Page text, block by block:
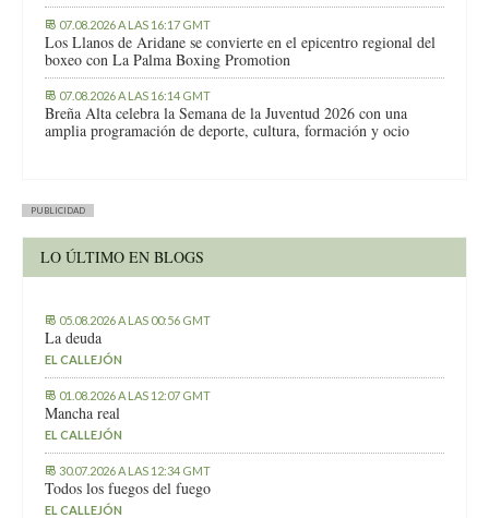
07.08.2026 A LAS 16:17 GMT
Los Llanos de Aridane se convierte en el epicentro regional del
boxeo con La Palma Boxing Promotion
07.08.2026 A LAS 16:14 GMT
Breña Alta celebra la Semana de la Juventud 2026 con una
amplia programación de deporte, cultura, formación y ocio
PUBLICIDAD
LO ÚLTIMO EN BLOGS
05.08.2026 A LAS 00:56 GMT
La deuda
EL CALLEJÓN
01.08.2026 A LAS 12:07 GMT
Mancha real
EL CALLEJÓN
30.07.2026 A LAS 12:34 GMT
Todos los fuegos del fuego
EL CALLEJÓN